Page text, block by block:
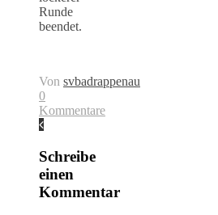
Runde
beendet.
Von svbadrappenau
0
Kommentare
Schreibe
einen
Kommentar